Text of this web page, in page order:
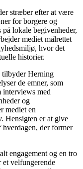
stræber efter at være
for borgere og
lokale begivenheder,
mediet målrettet
hvor det
historier.
tilbyder Herning
de emner, som
interviews med
og
mediet en
Hensigten er at give
der former
engagement og en tro
velfungerende